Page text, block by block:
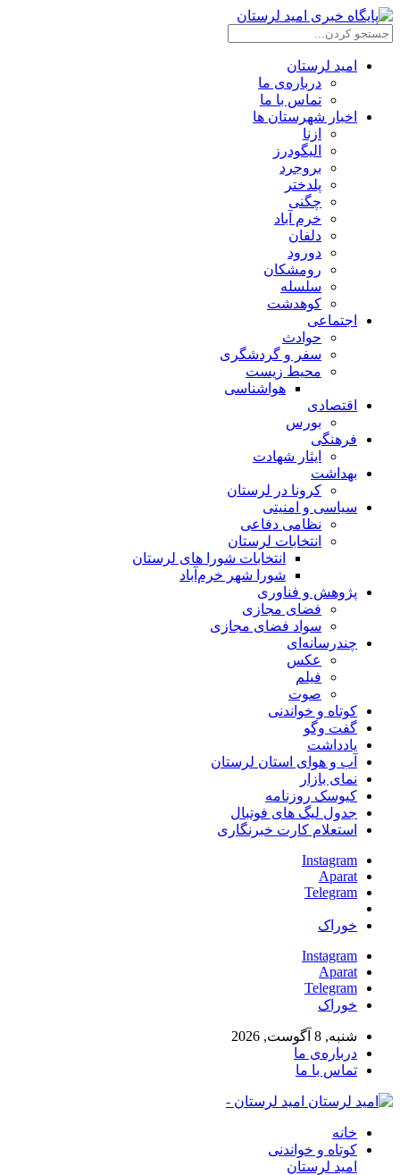
امید لرستان
درباره‌ی ما
تماس با ما
اخبار شهرستان ها
ازنا
الیگودرز
بروجرد
پلدختر
چگنی
خرم آباد
دلفان
دورود
رومشکان
سلسله
کوهدشت
اجتماعی
حوادث
سفر و گردشگری
محیط زیست
هواشناسی
اقتصادی
بورس
فرهنگی
ایثار شهادت
بهداشت
کرونا در لرستان
سیاسی و امنیتی
نظامی دفاعی
انتخابات لرستان
انتخابات شورا های لرستان
شورا شهر خرم‌آباد
پژوهش و فناوری
فضای مجازی
سواد فضای مجازی
چندرسانه‌ای
عكس
فیلم
صوت
کوتاه و خواندنی
گفت وگو
یادداشت
آب و هوای استان لرستان
نمای بازار
کیوسک روزنامه
جدول لیگ های فوتبال
استعلام کارت خبرنگاری
Instagram
Aparat
Telegram
خوراک
Instagram
Aparat
Telegram
خوراک
شنبه, 8 آگوست, 2026
درباره‌ی ما
تماس با ما
امید لرستان -
خانه
کوتاه و خواندنی
امید لرستان